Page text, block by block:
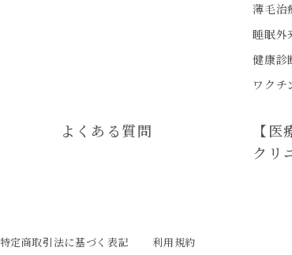
薄毛治
睡眠外
健康診
ワクチ
よくある質問
【
クリ
特定商取引法に基づく表記 利用規約